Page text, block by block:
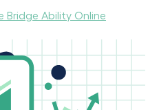
Bridge Ability Online